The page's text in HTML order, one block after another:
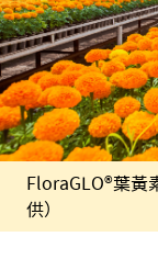
FloraGLO®葉黃
供）